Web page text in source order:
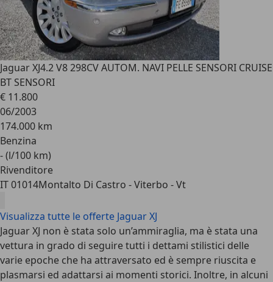
Jaguar XJ4.2 V8 298CV AUTOM. NAVI PELLE SENSORI CRUISE
BT SENSORI
€ 11.800
06/2003
174.000 km
Benzina
- (l/100 km)
Rivenditore
IT 01014Montalto Di Castro - Viterbo - Vt
Visualizza tutte le offerte Jaguar XJ
Jaguar XJ non è stata solo un’ammiraglia, ma è stata una
vettura in grado di seguire tutti i dettami stilistici delle
varie epoche che ha attraversato ed è sempre riuscita e
plasmarsi ed adattarsi ai momenti storici. Inoltre, in alcuni